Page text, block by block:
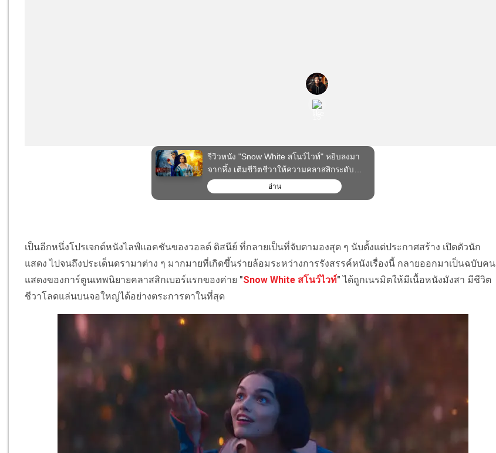
เป็นอีกหนึ่งโปรเจกต์หนังไลฟ์แอคชันของวอลต์ ดิสนีย์ ที่กลายเป็นที่จับตามองสุด ๆ นับตั้งแต่ประกาศสร้าง เปิดตัวนัก
แสดง ไปจนถึงประเด็นดรามาต่าง ๆ มากมายที่เกิดขึ้นร่ายล้อมระหว่างการรังสรรค์หนังเรื่องนี้ กลายออกมาเป็นฉบับคน
แสดงของการ์ตูนเทพนิยายคลาสสิกเบอร์แรกของค่าย "Snow White สโนว์ไวท์"ได้ถูกเนรมิตให้มีเนื้อหนังมังสา มีชีวิต
ชีวาโลดแล่นบนจอใหญ่ได้อย่างตระการตาในที่สุด